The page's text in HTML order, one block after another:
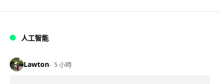
人工智能
Lawton 5 小時